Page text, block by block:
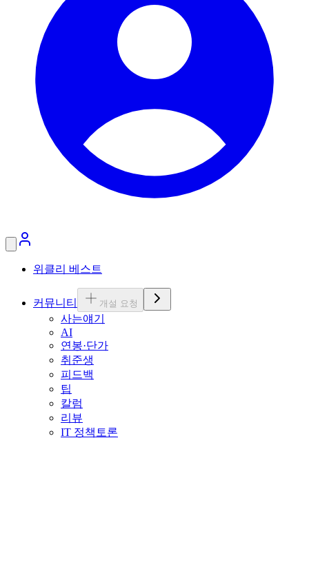
위클리 베스트
커뮤니티 개설 요청
사는얘기
AI
연봉·단가
취준생
피드백
팁
칼럼
리뷰
IT 정책토론